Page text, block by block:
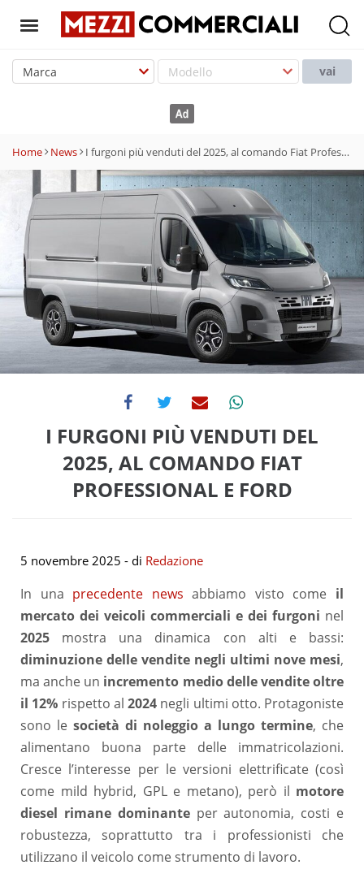
T
g
n
v
i
g
a
t
i
n
vai
Home News I furgoni più venduti del 2025, al comando Fiat Professional e Ford
I FURGONI PIÙ VENDUTI DEL
2025, AL COMANDO FIAT
PROFESSIONAL E FORD
5 novembre 2025 - di Redazione
In una precedente news abbiamo visto come il
mercato dei veicoli commerciali e dei furgoni nel
2025 mostra una dinamica con alti e bassi:
diminuzione delle vendite negli ultimi nove mesi,
ma anche un incremento medio delle vendite oltre
il 12% rispetto al 2024 negli ultimi otto. Protagoniste
sono le società di noleggio a lungo termine, che
alimentano buona parte delle immatricolazioni.
Cresce l’interesse per le versioni elettrificate (così
come mild hybrid, GPL e metano), però il motore
diesel rimane dominanteper autonomia, costi e
robustezza, soprattutto tra i professionisti che
utilizzano il veicolo come strumento di lavoro.